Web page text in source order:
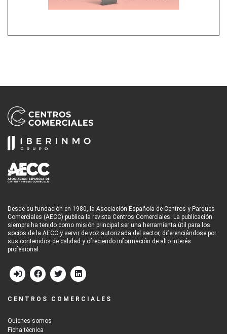
Desde su fundación en 1980, la Asociación Española de Centros y Parques
Comerciales (AECC) publica la revista Centros Comerciales. La publicación
siempre ha tenido como misión principal ser una herramienta útil para los
socios de la AECC y servir de voz autorizada del sector, diferenciándose por
sus contenidos de calidad y ofreciendo información de alto interés
profesional.
CENTROS COMERCIALES
Quiénes somos
Ficha técnica